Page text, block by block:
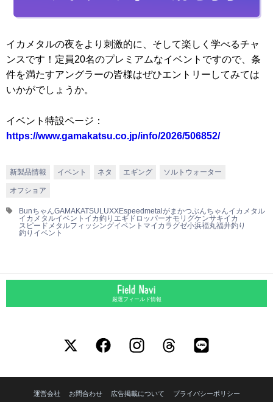
イカメタルの夜をより刺激的に、そして楽しく学べるチャ
ンスです！定員20名のプレミアムなイベントですので、条
件を満たすアングラーの皆様はぜひエントリーしてみては
いかがでしょうか。
イベント特設ページ：
https://www.gamakatsu.co.jp/info/2026/506852/
新製品情報 イベント ネタ エギング ソルトウォーター
オフショア
BunちゃんGAMAKATSU LUXXEspeedmetal がまかつぶんちゃんイカメタル
イカメタルイベント イカ釣り エギドロッパーオモリグケンサキイカ
スピードメタルフィッシングイベント マイカ ラグゼ小浜福丸福井釣り
釣りイベント
厳選フィールド情報
運営会社 お問合わせ 広告掲載について プライバシーポリシー